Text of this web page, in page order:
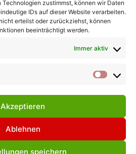
Technologien zustimmst, können wir Daten
IDs auf dieser Website verarbeiten.
erteilst oder zurückziehst, können
beeinträchtigt werden.
Immer aktiv
Akzeptieren
Ablehnen
speichern
Cookie Richtlinie